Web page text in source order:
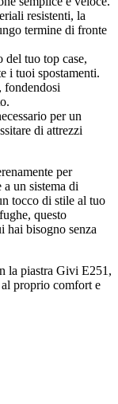
resistenti, la
termine di fronte
del tuo top case,
i tuoi spostamenti.
fondendosi
per un
di attrezzi
per
un sistema di
tocco di stile al tuo
questo
hai bisogno senza
la piastra Givi E251,
proprio comfort e